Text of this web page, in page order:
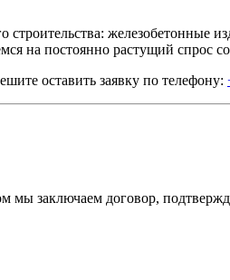
железобетонные
на постоянно растущий спрос
оставить заявку по телефону:
заключаем договор,